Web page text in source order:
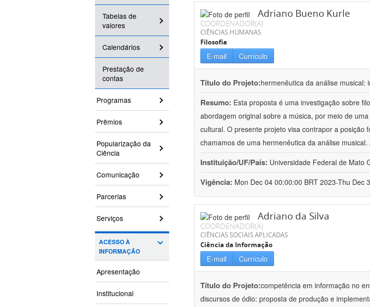
Tabelas de
valores
Calendários
Prestação de
contas
Programas
Prêmios
Popularização da
Ciência
Comunicação
Parcerias
Serviços
ACESSO À
INFORMAÇÃO
Apresentação
Institucional
Adriano Bueno Kurle
COORDENADOR(A)
CIÊNCIAS HUMANAS
Filosofia
E-mail Currículo
Título do Projeto:hermenêutica da análise musical:
Resumo: Esta proposta é uma investigação sobre
abordagem original sobre a música, por meio de
cultural. O presente projeto visa contrapor a posição
chamamos de uma hermenêutica da análise
Instituição/UF/País: Universidade Federal de Mato
Vigência: Mon Dec 04 00:00:00 BRT 2023-Thu Dec
Adriano da Silva
COORDENADOR(A)
CIÊNCIAS SOCIAIS APLICADAS
Ciência da Informação
E-mail Currículo
Título do Projeto:competência em informação no
discursos de ódio: proposta de produção e